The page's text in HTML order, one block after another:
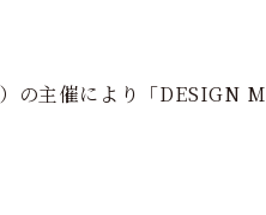
の主催により「